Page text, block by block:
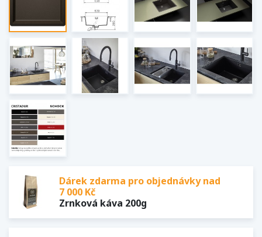
Dárek zdarma pro objednávky nad
7 000 Kč
Zrnková káva 200g